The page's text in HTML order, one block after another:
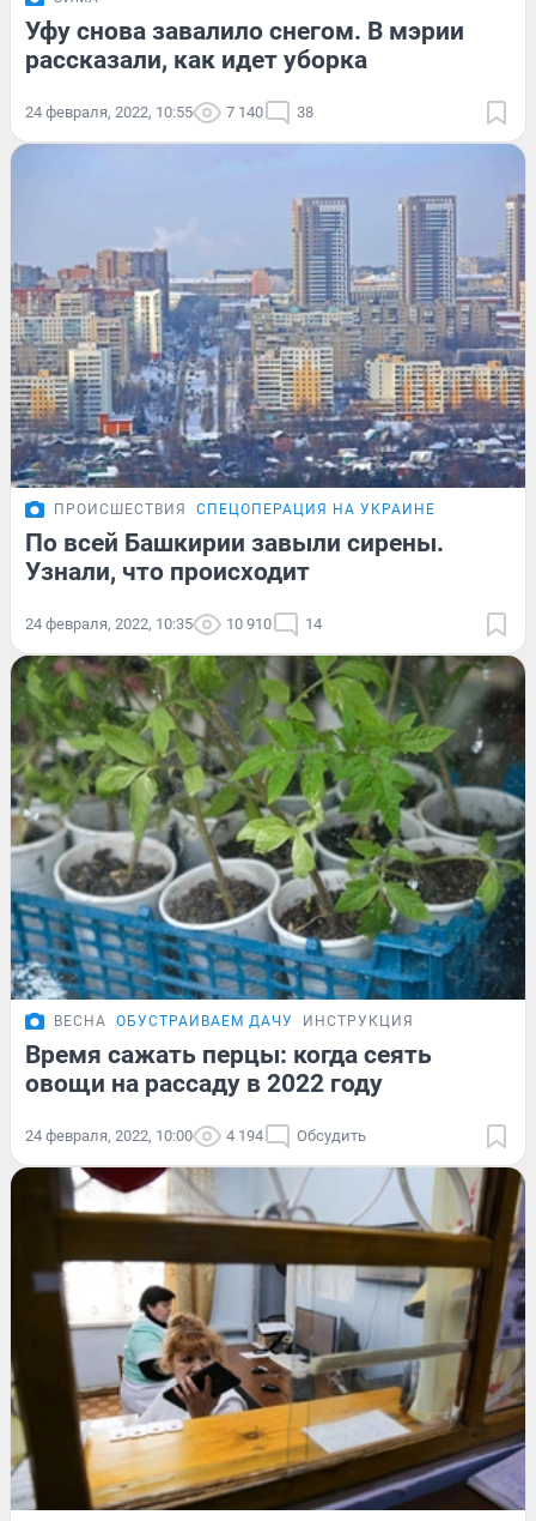
Уфу снова завалило снегом. В мэрии
рассказали, как идет уборка
24 февраля, 2022, 10:55 7 140 38
ПРОИСШЕСТВИЯ СПЕЦОПЕРАЦИЯ НА УКРАИНЕ
По всей Башкирии завыли сирены.
Узнали, что происходит
24 февраля, 2022, 10:35 10 910 14
ВЕСНА ОБУСТРАИВАЕМ ДАЧУ ИНСТРУКЦИЯ
Время сажать перцы: когда сеять
овощи на рассаду в 2022 году
24 февраля, 2022, 10:00 4 194 Обсудить